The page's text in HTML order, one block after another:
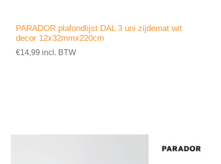
PARADOR plafondlijst DAL 3 uni zijdemat wit
decor 12x32mmx220cm
€14,99 incl. BTW